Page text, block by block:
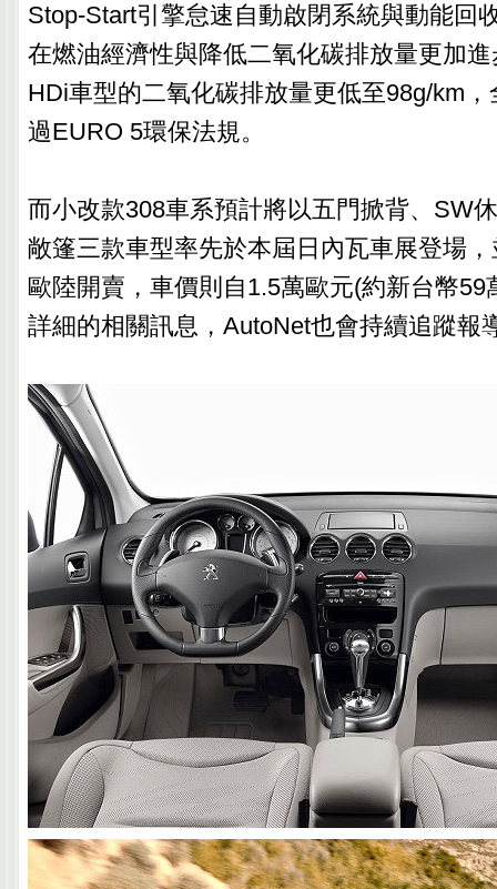
Stop-Start引擎怠速自動啟閉系統與動能回
在燃油經濟性與降低二氧化碳排放量更加
HDi車型的二氧化碳排放量更低至98g/km
過EURO 5環保法規。
而小改款308車系預計將以五門掀背、SW
敞篷三款車型率先於本屆日內瓦車展登場
歐陸開賣，車價則自1.5萬歐元(約新台幣59
詳細的相關訊息，AutoNet也會持續追蹤報